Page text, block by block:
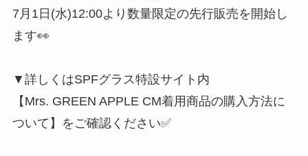
7月1日(水)12:00より数量限定の先行販売を開始し
ます👀
▼詳しくはSPFグラス特設サイト内
【Mrs. GREEN APPLE CM着用商品の購入方法に
ついて】をご確認ください✅